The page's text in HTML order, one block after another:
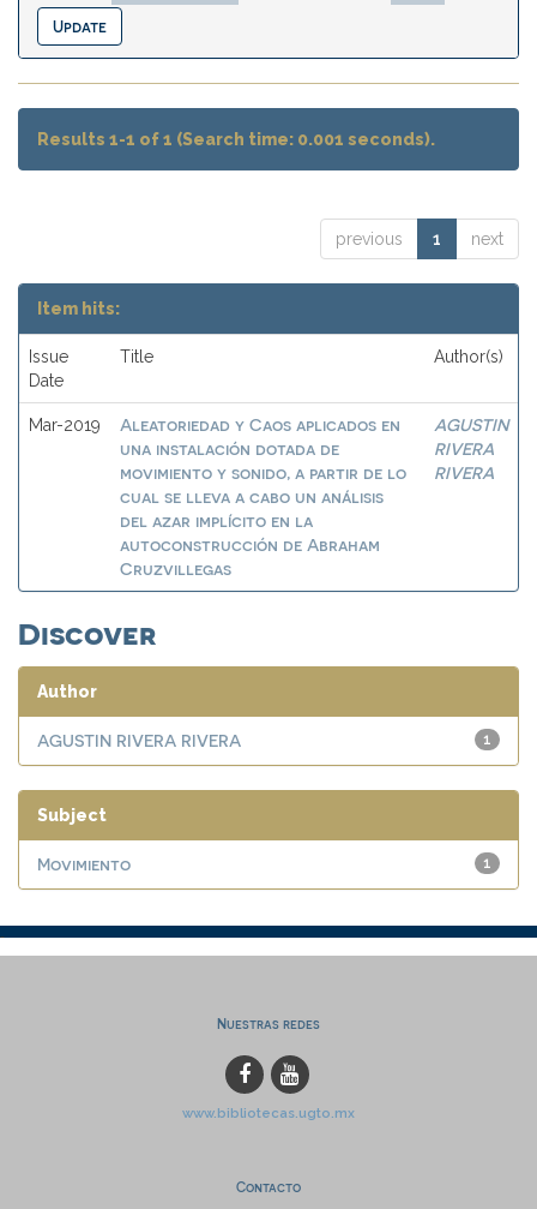
Results 1-1 of 1 (Search time: 0.001 seconds).
previous 1 next
Item hits:
Issue
Date
Title Author(s)
Mar-2019
Aleatoriedad y Caos aplicados en
una instalación dotada de
movimiento y sonido, a partir de lo
cual se lleva a cabo un análisis
del azar implícito en la
autoconstrucción de Abraham
Cruzvillegas
AGUSTIN
RIVERA
RIVERA
Discover
Author
1
AGUSTIN RIVERA RIVERA
Subject
1
Movimiento
Nuestras redes
www.bibliotecas.ugto.mx
Contacto